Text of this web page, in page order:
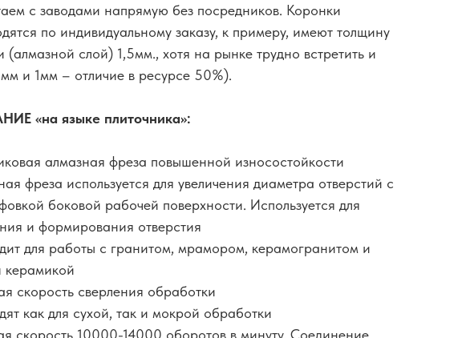
с заводами напрямую без посредников. Коронки
по индивидуальному заказу, к примеру, имеют толщину
(алмазной слой) 1,5мм., хотя на рынке трудно встретить и
и 1мм – отличие в ресурсе 50%).
«на языке плиточника»:
алмазная фреза повышенной износостойкости
фреза используется для увеличения диаметра отверстий с
боковой рабочей поверхности. Используется для
и формирования отверстия
для работы с гранитом, мрамором, керамогранитом и
керамикой
скорость сверления обработки
как для сухой, так и мокрой обработки
скорость 10000-14000 оборотов в минуту. Соединение